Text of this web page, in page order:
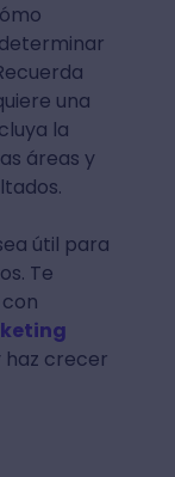
una
la
áreas y
útil para
Te
haz crecer